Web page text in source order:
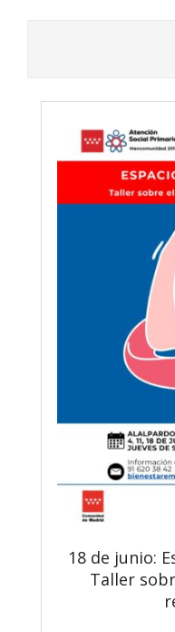
18 de junio:
Taller